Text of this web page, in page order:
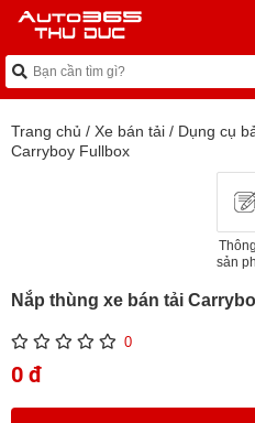
Trang chủ / Xe bán tải / Dụng cụ
Carryboy Fullbox
sản
Nắp thùng xe bán tải
0
0 đ